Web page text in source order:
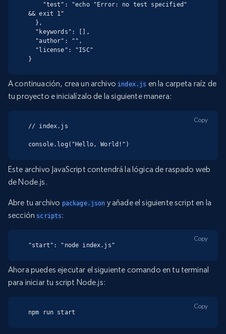
&& exit 1"
}
A continuación, crea un archivo index.js en la carpeta raíz de
tu proyecto e inicialízalo de la siguiente manera:
// index.js
console.log("Hello, World!")
Copy
Este archivo JavaScript contendrá la lógica de raspado web
de Node.js.
Abre tu archivo package.json y añade el siguiente script en la
sección scripts :
"start": "node index.js"
Copy
Ahora puedes ejecutar el siguiente comando en tu terminal
para iniciar tu script Node.js:
npm run start
Copy